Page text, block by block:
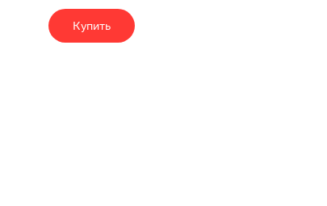
Купить